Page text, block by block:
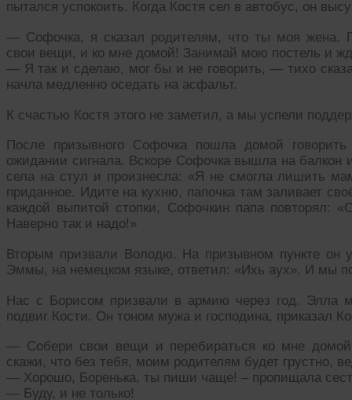
пытался успокоить. Когда Костя сел в автобус, он
— Софочка, я сказал родителям, что ты моя жена.
свои вещи, и ко мне домой! Занимай мою постель и
— Я так и сделаю, мог бы и не говорить, — тихо
начла медленно оседать на асфальт.
К счастью Костя этого не заметил, а мы успели
После призывного Софочка пошла домой
ожидании сигнала. Вскоре Софочка вышла на балкон
села на стул и произнесла: «Я не смогла лишить
приданное. Идите на кухню, папочка там заливает
каждой выпитой стопки, Софочкин папа повторял:
Наверно так и надо!»
Вторым призвали Володю. На призывном пункте он
Эммы, на немецком языке, ответил: «Ихь аух». И мы
Нас с Борисом призвали в армию через год. Элла
подвиг Кости. Он тоном мужа и господина, приказал
— Собери свои вещи и перебираться ко мне
скажи, что без тебя, моим родителям будет грустно,
— Хорошо, Боренька, ты пиши чаще! – пропищала
— Буду, и не только!